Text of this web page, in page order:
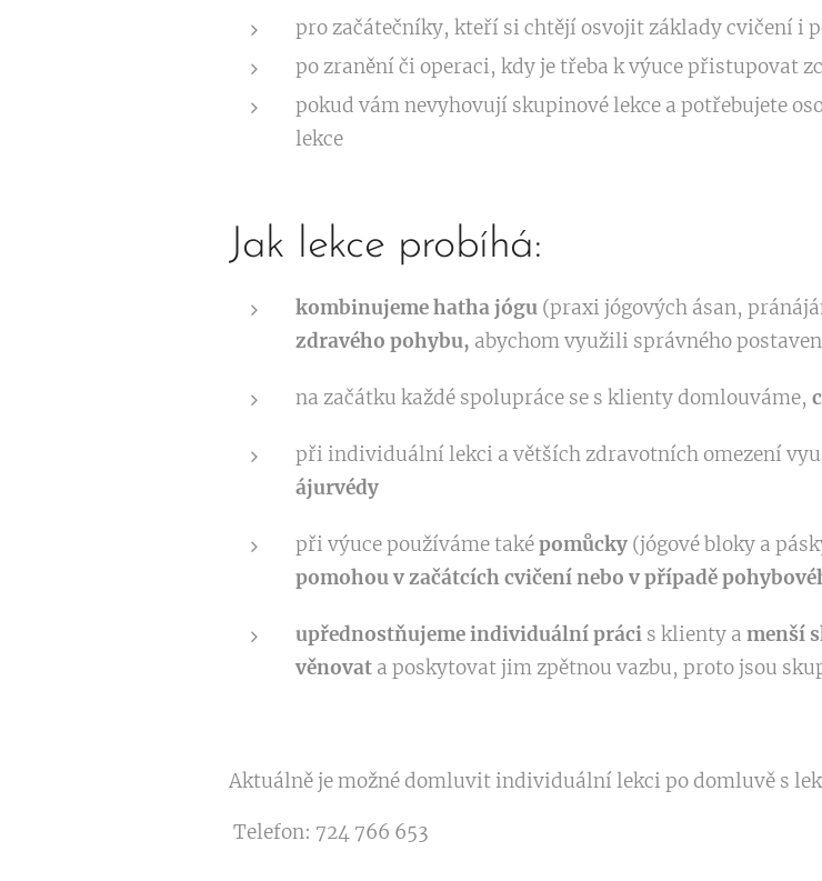
pro začátečníky, kteří si chtějí osvojit základy cvičení i
po zranění či operaci, kdy je třeba k výuce přistupovat
pokud vám nevyhovují skupinové lekce a potřebujete
lekce
Jak lekce probíhá:
kombinujeme hatha jógu (praxi jógových ásan,
zdravého pohybu, abychom využili správného
na začátku každé spolupráce se s klienty domlouváme,
při individuální lekci a větších zdravotních omezení
ájurvédy
při výuce používáme taképomůcky(jógové bloky a
pomohou v začátcích cvičení nebo v případě
upřednostňujeme individuální prácis klienty a menší
věnovata poskytovat jim zpětnou vazbu, proto jsou
Aktuálně je možné domluvit individuální lekci po domluvě s
Telefon: 724 766 653